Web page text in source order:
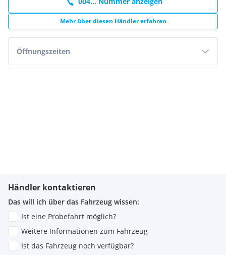
Mehr über diesen Händler erfahren
Öffnungszeiten
Händler kontaktieren
Das will ich über das Fahrzeug wissen:
Ist eine Probefahrt möglich?
Weitere Informationen zum Fahrzeug
Ist das Fahrzeug noch verfügbar?